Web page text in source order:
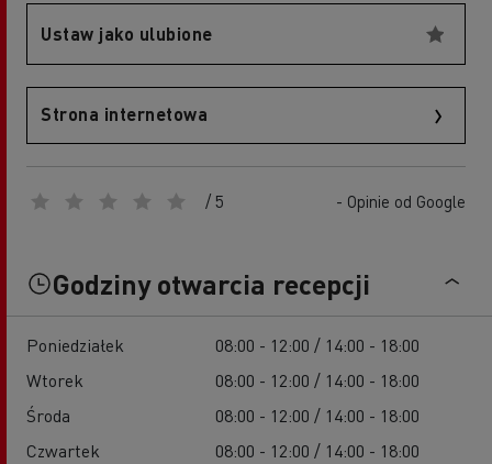
Ustaw jako ulubione
Strona internetowa
/ 5 - Opinie od Google
Godziny otwarcia recepcji
Poniedziałek
08:00 - 12:00 / 14:00 - 18:00
Wtorek
08:00 - 12:00 / 14:00 - 18:00
Środa
08:00 - 12:00 / 14:00 - 18:00
Czwartek
08:00 - 12:00 / 14:00 - 18:00